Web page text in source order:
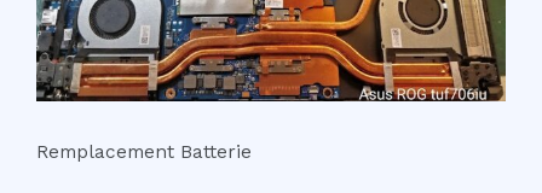
Remplacement Batterie